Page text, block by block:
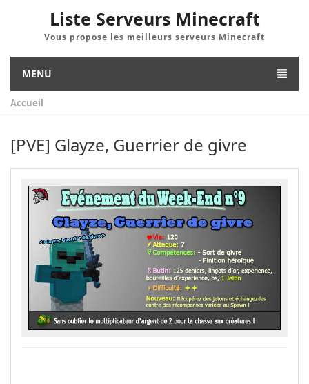
Liste Serveurs Minecraft
Vous propose les meilleurs serveurs Minecraft
MENU
Accueil
[PVE] Glayze, Guerrier de givre